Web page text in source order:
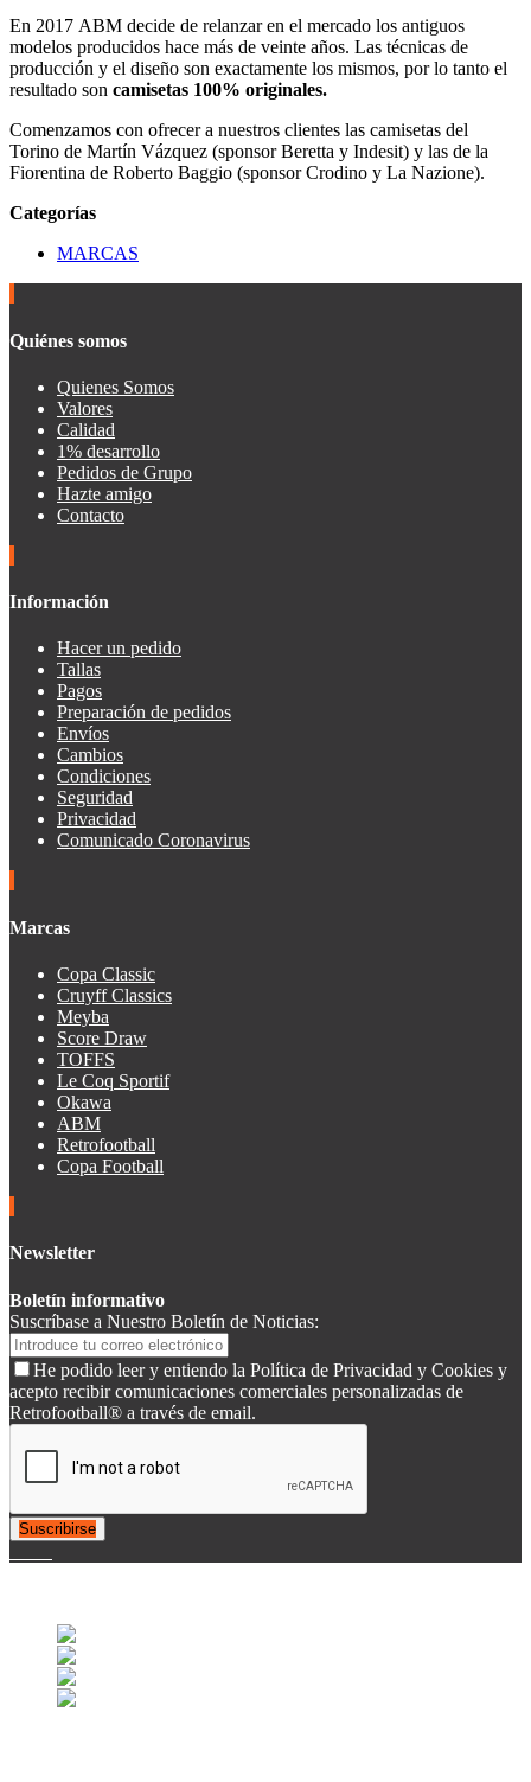
En 2017 ABM decide de relanzar en el mercado los antiguos
modelos producidos hace más de veinte años. Las técnicas de
producción y el diseño son exactamente los mismos, por lo tanto el
resultado son camisetas 100% originales.
Comenzamos con ofrecer a nuestros clientes las camisetas del
Torino de Martín Vázquez (sponsor Beretta y Indesit) y las de la
Fiorentina de Roberto Baggio (sponsor Crodino y La Nazione).
Categorías
MARCAS
Quiénes somos
Quienes Somos
Valores
Calidad
1% desarrollo
Pedidos de Grupo
Hazte amigo
Contacto
Información
Hacer un pedido
Tallas
Pagos
Preparación de pedidos
Envíos
Cambios
Condiciones
Seguridad
Privacidad
Comunicado Coronavirus
Marcas
Copa Classic
Cruyff Classics
Meyba
Score Draw
TOFFS
Le Coq Sportif
Okawa
ABM
Retrofootball
Copa Football
Newsletter
Boletín informativo
Suscríbase a Nuestro Boletín de Noticias:
He podido leer y entiendo la Política de Privacidad y Cookies y
acepto recibir comunicaciones comerciales personalizadas de
Retrofootball® a través de email.
Suscribirse